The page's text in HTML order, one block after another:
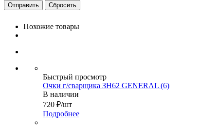
Сбросить
Похожие товары
Быстрый просмотр
Очки г/сварщика ЗН62 GENERAL (6)
В наличии
720 ₽/шт
Подробнее